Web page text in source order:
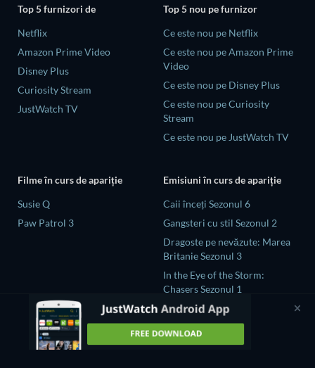
Top 5 furnizori de
Netflix
Amazon Prime Video
Disney Plus
Curiosity Stream
JustWatch TV
Top 5 nou pe furnizor
Ce este nou pe Netflix
Ce este nou pe Amazon Prime
Video
Ce este nou pe Disney Plus
Ce este nou pe Curiosity
Stream
Ce este nou pe JustWatch TV
Filme în curs de apariție
Susie Q
Paw Patrol 3
Emisiuni în curs de apariție
Caii înceți Sezonul 6
Gangsteri cu stil Sezonul 2
Dragoste pe nevăzute: Marea
Britanie Sezonul 3
In the Eye of the Storm:
Chasers Sezonul 1
Naked and Afraid: Global
Showdown Sezonul 1